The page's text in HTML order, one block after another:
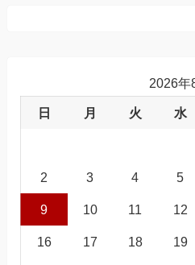
2026年
日 月 火 水
2 3 4 5
9 10 11 12
16 17 18 19